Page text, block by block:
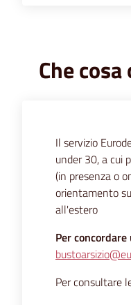
Che
Il servizio
under 30, a cui
(in presenza o
orientamento
all'estero
Per
Per consultare